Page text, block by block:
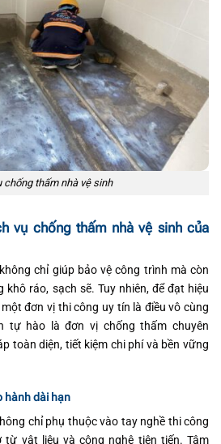
chống thấm nhà vệ sinh
vụ chống thấm nhà vệ sinh của
chỉ giúp bảo vệ công trình mà còn
ráo, sạch sẽ. Tuy nhiên, để đạt hiệu
đơn vị thi công uy tín là điều vô cùng
tự hào là đơn vị chống thấm chuyên
toàn diện, tiết kiệm chi phí và bền vững
hành dài hạn
chỉ phụ thuộc vào tay nghề thi công
vật liệu và công nghệ tiên tiến. Tâm